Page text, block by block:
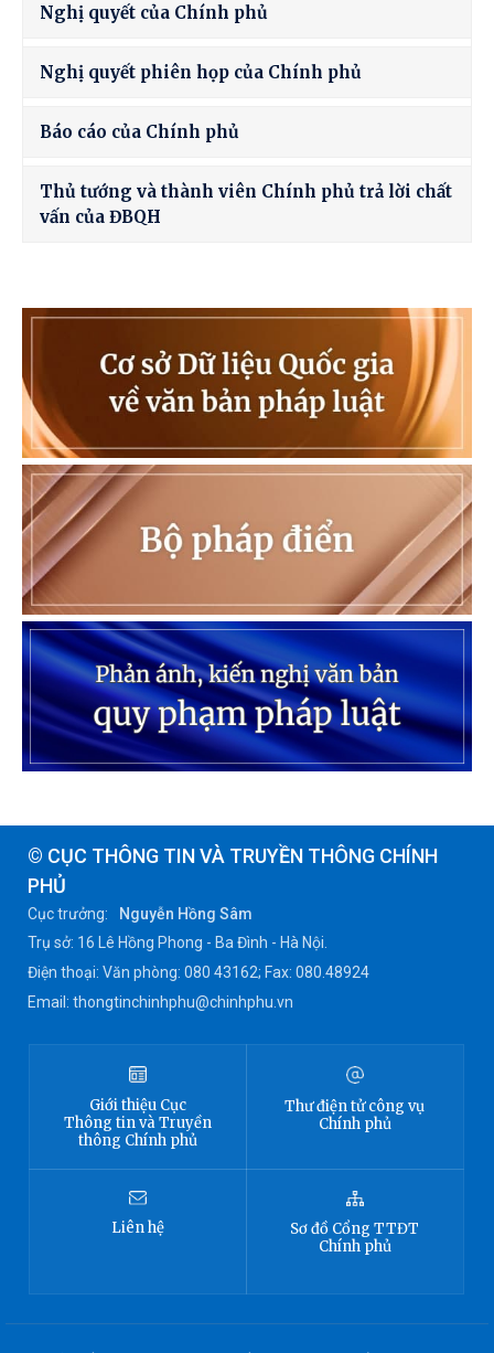
Nghị quyết của Chính phủ
Nghị quyết phiên họp của Chính phủ
Báo cáo của Chính phủ
Thủ tướng và thành viên Chính phủ trả lời chất
vấn của ĐBQH
© CỤC THÔNG TIN VÀ TRUYỀN THÔNG CHÍNH
PHỦ
Cục trưởng:
Nguyễn Hồng Sâm
Trụ sở: 16 Lê Hồng Phong - Ba Đình - Hà Nội.
Điện thoại: Văn phòng: 080 43162; Fax: 080.48924
Email: thongtinchinhphu@chinhphu.vn
Giới thiệu Cục
Thông tinvà Truyền
thông Chính phủ
Thư điện tử công vụ
Chính phủ
Liên hệ Sơ đồ Cổng TTĐT
Chính phủ